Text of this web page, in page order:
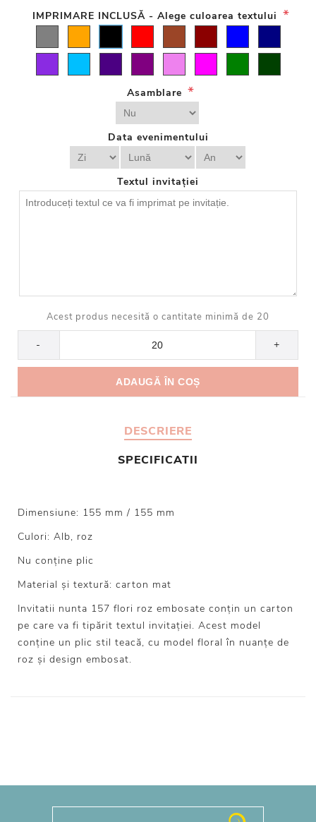
IMPRIMARE INCLUSĂ - Alege culoarea textului *
Asamblare *
Data evenimentului
Textul invitației
Acest produs necesită o cantitate minimă de 20
- +
DESCRIERE
SPECIFICATII
Dimensiune: 155 mm / 155 mm
Culori: Alb, roz
Nu conține plic
Material și textură: carton mat
Invitatii nunta 157 flori roz embosate conțin un carton
pe care va fi tipărit textul invitației. Acest model
conține un plic stil teacă, cu model floral în nuanțe de
roz și design embosat.